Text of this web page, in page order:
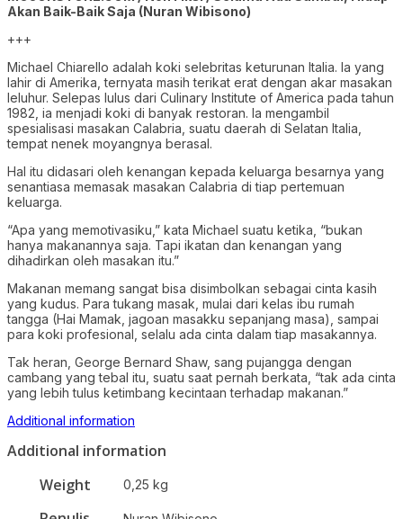
Akan Baik-Baik Saja (Nuran Wibisono)
+++
Michael Chiarello adalah koki selebritas keturunan Italia. Ia yang
lahir di Amerika, ternyata masih terikat erat dengan akar masakan
leluhur. Selepas lulus dari Culinary Institute of America pada tahun
1982, ia menjadi koki di banyak restoran. Ia mengambil
spesialisasi masakan Calabria, suatu daerah di Selatan Italia,
tempat nenek moyangnya berasal.
Hal itu didasari oleh kenangan kepada keluarga besarnya yang
senantiasa memasak masakan Calabria di tiap pertemuan
keluarga.
“Apa yang memotivasiku,” kata Michael suatu ketika, “bukan
hanya makanannya saja. Tapi ikatan dan kenangan yang
dihadirkan oleh masakan itu.”
Makanan memang sangat bisa disimbolkan sebagai cinta kasih
yang kudus. Para tukang masak, mulai dari kelas ibu rumah
tangga (Hai Mamak, jagoan masakku sepanjang masa), sampai
para koki profesional, selalu ada cinta dalam tiap masakannya.
Tak heran, George Bernard Shaw, sang pujangga dengan
cambang yang tebal itu, suatu saat pernah berkata, “tak ada cinta
yang lebih tulus ketimbang kecintaan terhadap makanan.”
Additional information
Additional information
Weight
0,25 kg